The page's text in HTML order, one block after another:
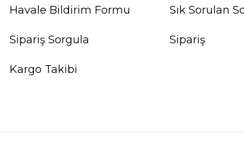
Havale Bildirim Formu
Sipariş Sorgula
Kargo Takibi
Sık Sorulan
Sipariş